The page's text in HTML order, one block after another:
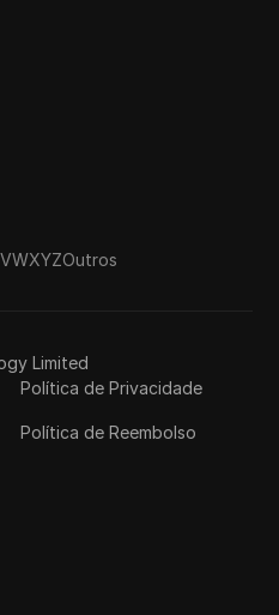
VWXYZOutros
Limited
Política de Privacidade
Política de Reembolso